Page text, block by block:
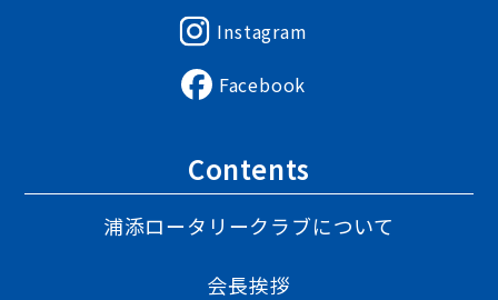
Instagram
Facebook
Contents
浦添ロータリークラブについて
会長挨拶